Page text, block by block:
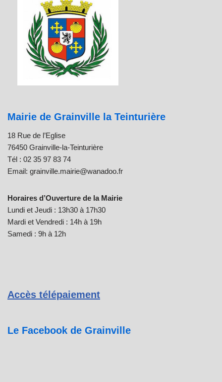
Mairie de Grainville la Teinturière
18 Rue de l’Eglise
76450 Grainville-la-Teinturière
Tél : 02 35 97 83 74
Email: grainville.mairie@wanadoo.fr
Horaires d’Ouverture de la Mairie
Lundi et Jeudi : 13h30 à 17h30
Mardi et Vendredi : 14h à 19h
Samedi : 9h à 12h
Accès télépaiement
Le Facebook de Grainville